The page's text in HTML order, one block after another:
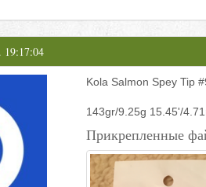
Kola Salmon Spey Tip
143gr/9.25g 15.45'/
Прикрепленные